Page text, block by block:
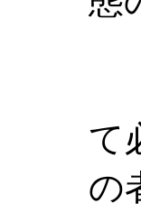
て
の